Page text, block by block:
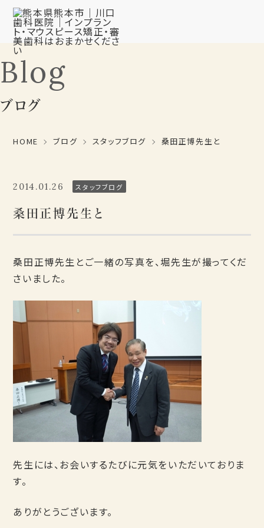
Blog
ブログ
HOME ブログ スタッフブログ 桑田正博先生と
2014.01.26 スタッフブログ
桑田正博先生と
桑田正博先生とご一緒の写真を、堀先生が撮ってくだ
さいました。
先生には、お会いするたびに元気をいただいておりま
す。
ありがとうございます。